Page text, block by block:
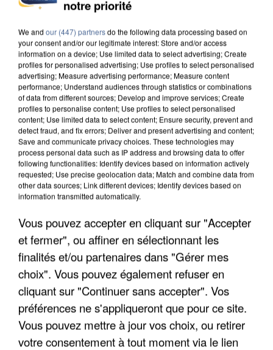
DE SOLIDARITÉ AVEC LES...
APRÈS TOUTES CES CANICULES, LES REFUGES
DE FAUNE SAUVAGE SONT...
notre priorité
We and our (447) partnersdo the following data processing based on
your consent and/or our legitimate interest: Store and/or access
information on a device; Use limited data to select advertising; Create
profiles for personalised advertising; Use profiles to select personalised
advertising; Measure advertising performance; Measure content
performance; Understand audiences through statistics or combinations
of data from different sources; Develop and improve services; Create
profiles to personalise content; Use profiles to select personalised
content; Use limited data to select content; Ensure security, prevent and
detect fraud, and fix errors; Deliver and present advertising and content;
Save and communicate privacy choices. These technologies may
process personal data such as IP address and browsing data to offer
following functionalities: Identify devices based on information actively
requested; Use precise geolocation data; Match and combine data from
other data sources; Link different devices; Identify devices based on
information transmitted automatically.
Vous pouvez accepter en cliquant sur "Accepter
et fermer", ou affiner en sélectionnant les
finalités et/ou partenaires dans "Gérer mes
choix". Vous pouvez également refuser en
cliquant sur "Continuer sans accepter". Vos
préférences ne s'appliqueront que pour ce site.
Vous pouvez mettre à jour vos choix, ou retirer
votre consentement à tout moment via le lien